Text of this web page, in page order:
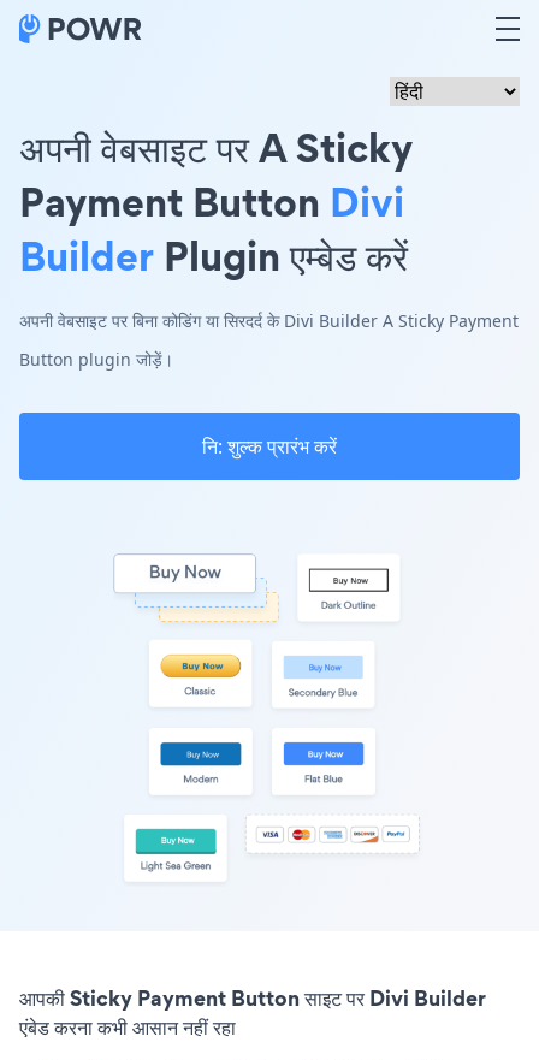
अपनी वेबसाइट पर A Sticky
Payment Button Divi
Builder Plugin एम्बेड करें
अपनी वेबसाइट पर बिना कोडिंग या सिरदर्द के Divi Builder A Sticky Payment
Button plugin जोड़ें।
नि: शुल्क प्रारंभ करें
आपकी Sticky Payment Button साइट पर Divi Builder
एंबेड करना कभी आसान नहीं रहा